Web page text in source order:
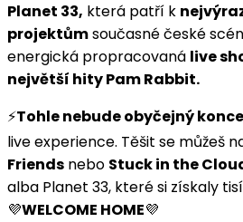
Planet 33, která patří k
projektůmsoučasné české
energická propracovaná live
největší hity Pam Rabbit.
⚡️Tohle nebude obyčejný
live experience. Těšit se můžeš
Friends nebo Stuck in the
alba Planet 33, které si získaly
💜WELCOME HOME💜